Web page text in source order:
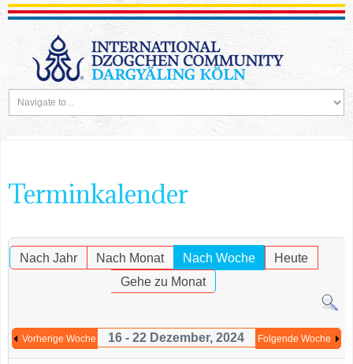
Terminkalender
Nach Jahr Nach Monat Nach Woche
Heute
Gehe zu Monat
Vorherige Woche 16 - 22 Dezember, 2024 Folgende Woche